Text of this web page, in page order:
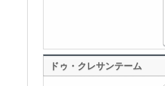
ドゥ・クレサンテーム